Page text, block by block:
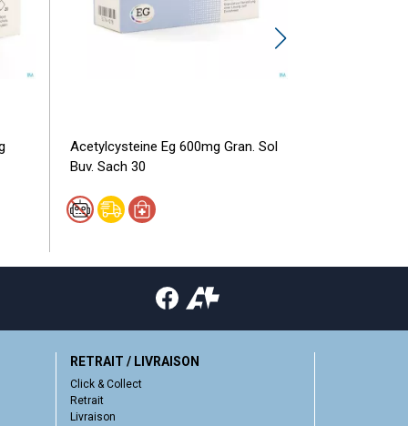
Acetylcysteine Eg 600mg Gran. Sol
Buv. Sach 30
RETRAIT / LIVRAISON
Click & Collect
Retrait
Livraison